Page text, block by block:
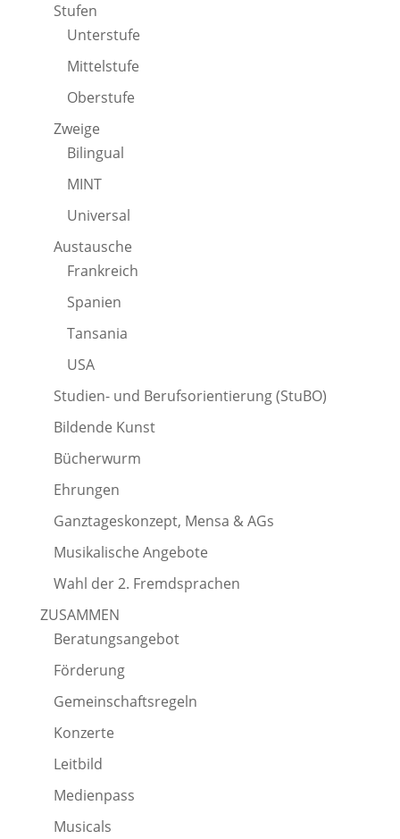
Stufen
Unterstufe
Mittelstufe
Oberstufe
Zweige
Bilingual
MINT
Universal
Austausche
Frankreich
Spanien
Tansania
USA
Studien- und Berufsorientierung (StuBO)
Bildende Kunst
Bücherwurm
Ehrungen
Ganztageskonzept, Mensa & AGs
Musikalische Angebote
Wahl der 2. Fremdsprachen
ZUSAMMEN
Beratungsangebot
Förderung
Gemeinschaftsregeln
Konzerte
Leitbild
Medienpass
Musicals